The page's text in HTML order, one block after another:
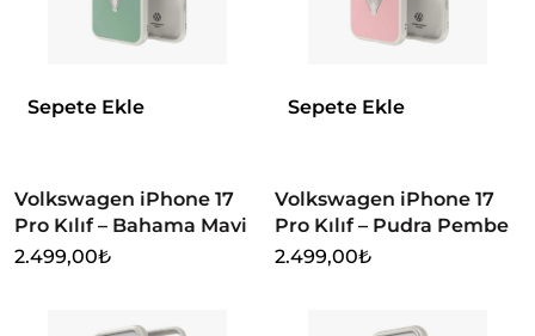
Sepete Ekle
Volkswagen iPhone 17
Pro Kılıf – Bahama Mavi
2.499,00₺
Sepete Ekle
Volkswagen iPhone 17
Pro Kılıf – Pudra Pembe
2.499,00₺